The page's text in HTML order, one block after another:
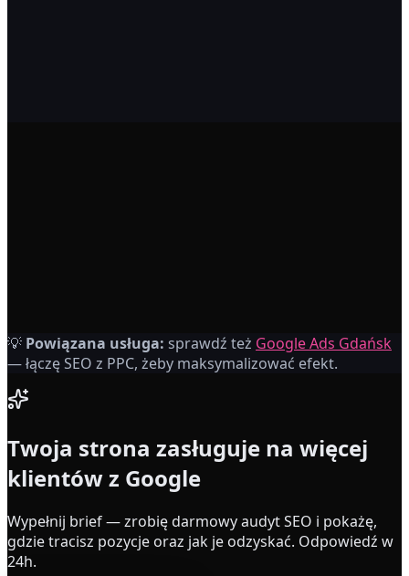
Właściciel sklepu internetowego
💡 Powiązana usługa: sprawdź też Google Ads Gdańsk
— łączę SEO z PPC, żeby maksymalizować efekt.
Twoja strona zasługuje na więcej
klientów z Google
Wypełnij brief — zrobię darmowy audyt SEO i pokażę,
gdzie tracisz pozycje oraz jak je odzyskać. Odpowiedź w
24h.